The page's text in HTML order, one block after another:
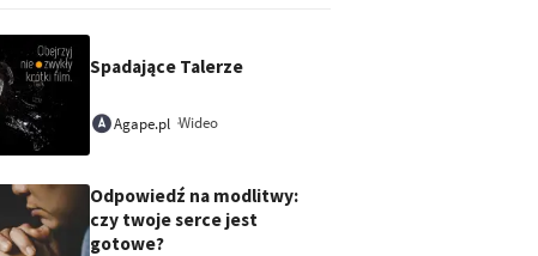
Spadające Talerze
Agape.pl Wideo
Odpowiedź na modlitwy:
czy twoje serce jest
gotowe?